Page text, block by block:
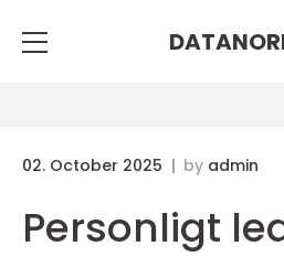
02. October 2025 by admin
Personligt